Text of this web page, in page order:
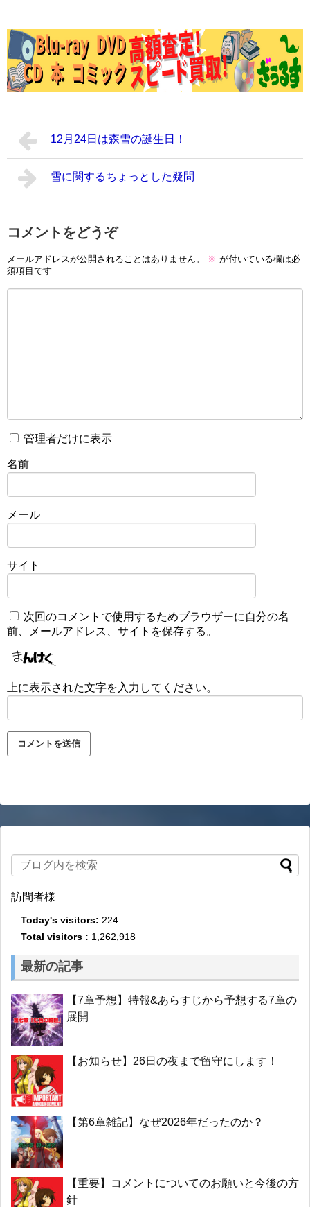
12月24日は森雪の誕生日！
雪に関するちょっとした疑問
コメントをどうぞ
メールアドレスが公開されることはありません。 ※ が付いている欄は必
須項目です
管理者だけに表示
名前
メール
サイト
次回のコメントで使用するためブラウザーに自分の名
前、メールアドレス、サイトを保存する。
上に表示された文字を入力してください。
訪問者様
Today's visitors: 224
Total visitors : 1,262,918
最新の記事
【7章予想】特報&あらすじから予想する7章の
展開
【お知らせ】26日の夜まで留守にします！
【第6章雑記】なぜ2026年だったのか？
【重要】コメントについてのお願いと今後の方
針